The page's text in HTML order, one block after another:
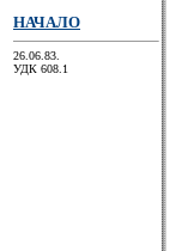
НАЧАЛО
26.06.83.
УДК 608.1